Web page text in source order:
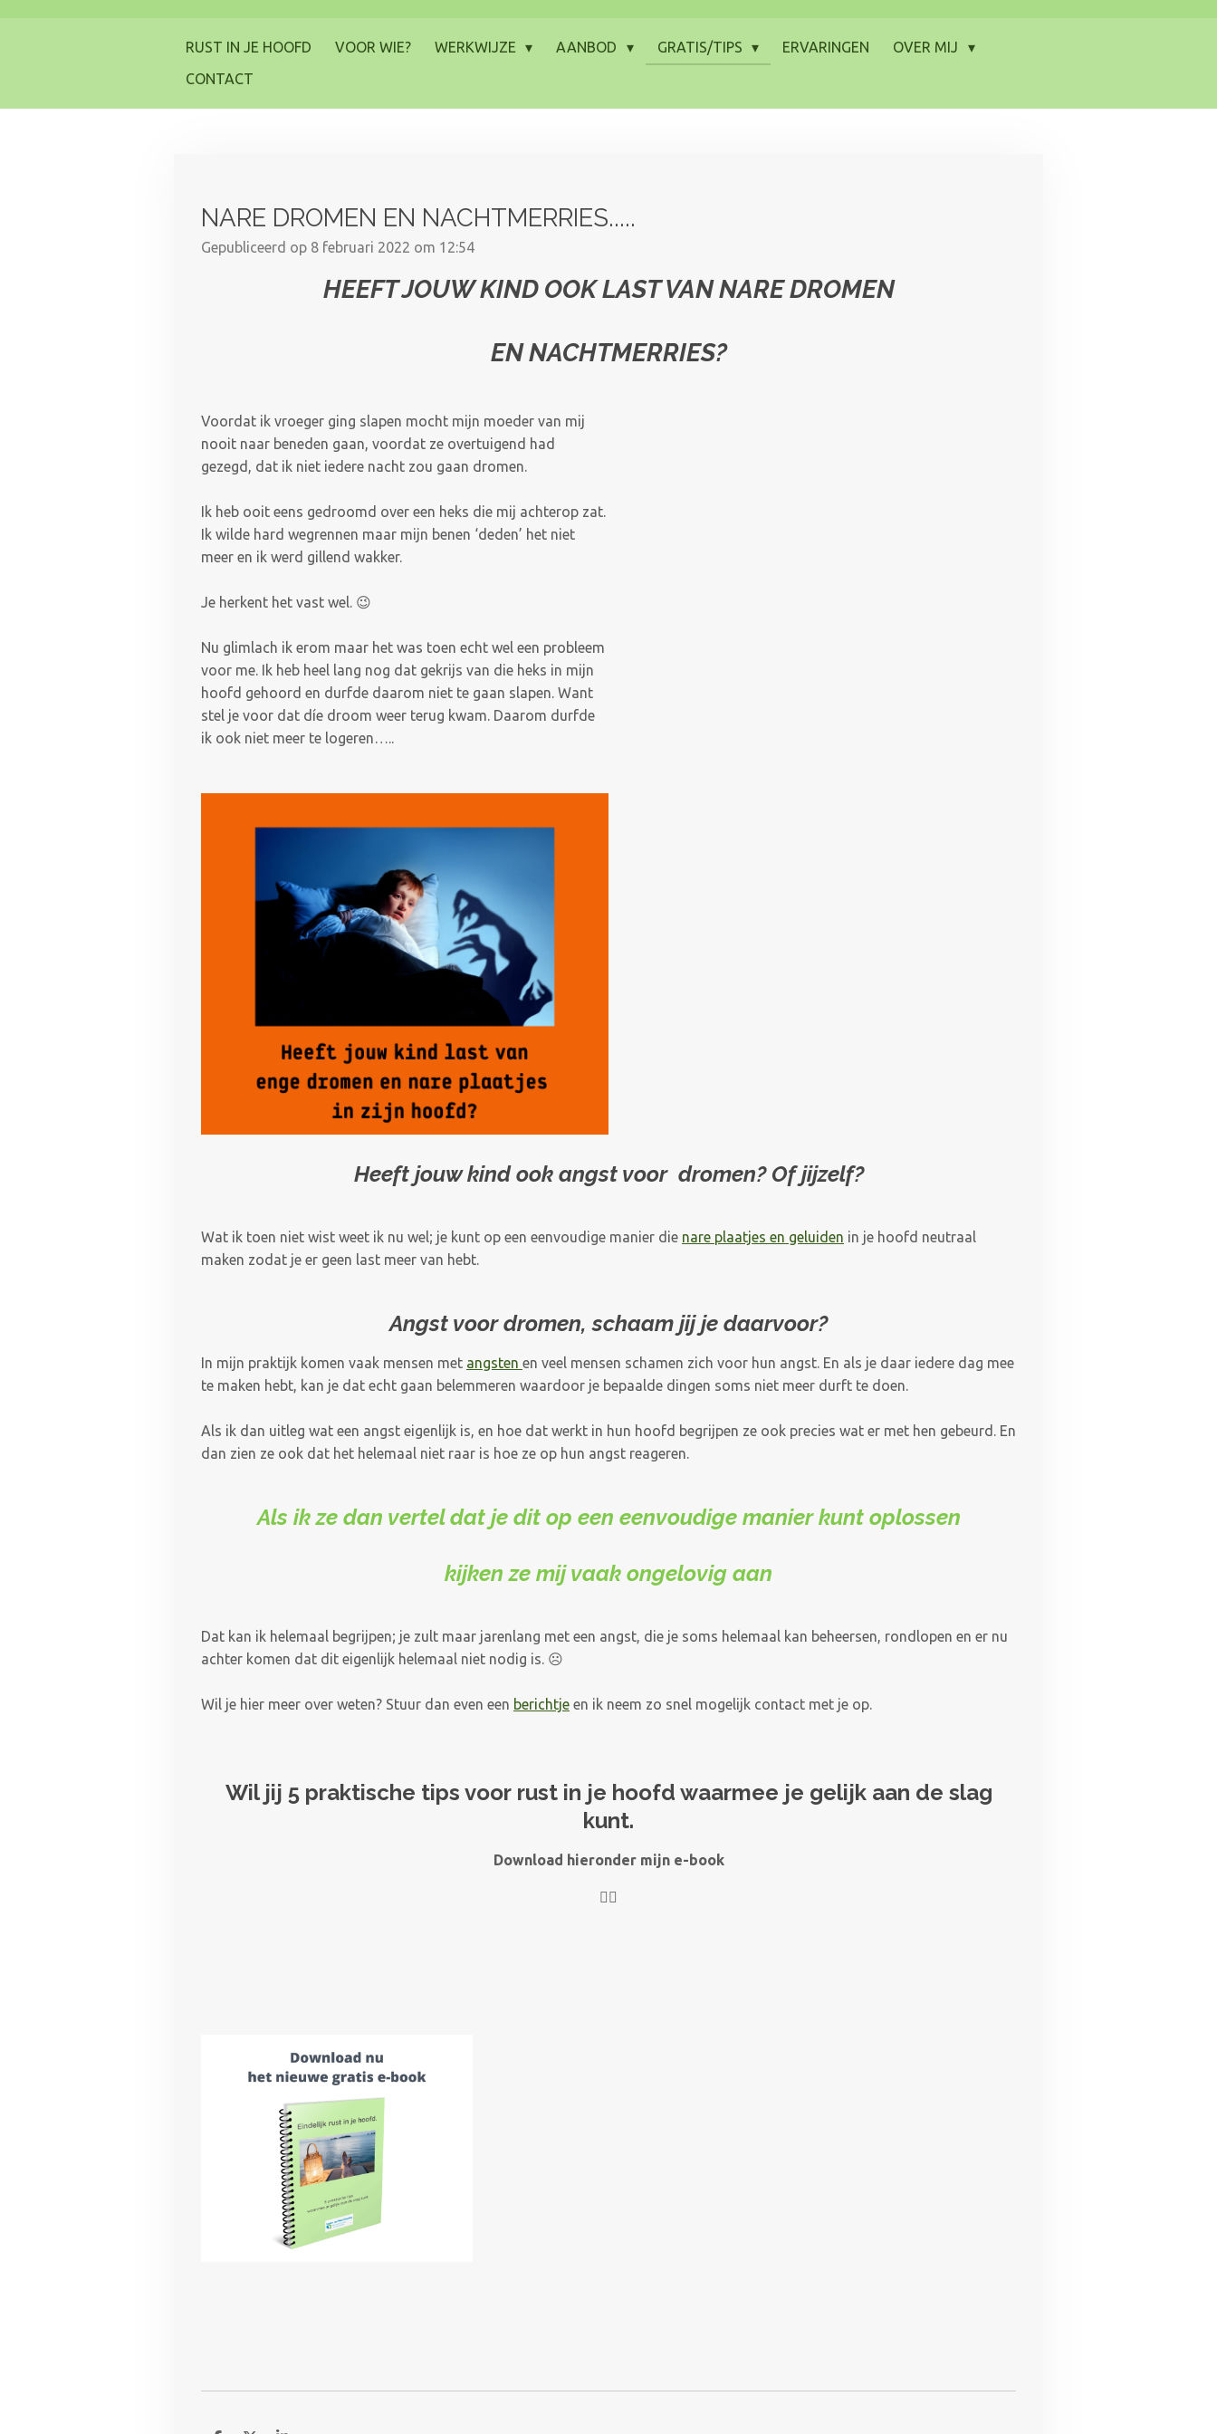
hoofdinhoud
RUST IN JE HOOFD VOOR WIE? WERKWIJZE AANBOD GRATIS/TIPS ERVARINGEN
OVER MIJ
CONTACT
NARE DROMEN EN NACHTMERRIES.....
Gepubliceerd op 8 februari 2022 om 12:54
HEEFT JOUW KIND OOK LAST VAN NARE DROMEN
EN NACHTMERRIES?
Voordat ik vroeger ging slapen mocht mijn moeder van mij
nooit naar beneden gaan, voordat ze overtuigend had
gezegd, dat ik niet iedere nacht zou gaan dromen.
Ik heb ooit eens gedroomd over een heks die mij achterop zat.
Ik wilde hard wegrennen maar mijn benen ‘deden’ het niet
meer en ik werd gillend wakker.
Je herkent het vast wel. 😉
Nu glimlach ik erom maar het was toen echt wel een probleem
voor me. Ik heb heel lang nog dat gekrijs van die heks in mijn
hoofd gehoord en durfde daarom niet te gaan slapen. Want
stel je voor dat díe droom weer terug kwam. Daarom durfde
ik ook niet meer te logeren…..
Heeft jouw kind ook angst voor dromen? Of jijzelf?
Wat ik toen niet wist weet ik nu wel; je kunt op een eenvoudige manier die nare plaatjes en geluiden in je hoofd neutraal
maken zodat je er geen last meer van hebt.
Angst voor dromen, schaam jij je daarvoor?
In mijn praktijk komen vaak mensen met angsten en veel mensen schamen zich voor hun angst. En als je daar iedere dag mee
te maken hebt, kan je dat echt gaan belemmeren waardoor je bepaalde dingen soms niet meer durft te doen.
Als ik dan uitleg wat een angst eigenlijk is, en hoe dat werkt in hun hoofd begrijpen ze ook precies wat er met hen gebeurd. En
dan zien ze ook dat het helemaal niet raar is hoe ze op hun angst reageren.
Als ik ze dan vertel dat je dit op een eenvoudige manier kunt oplossen
kijken ze mij vaak ongelovig aan
Dat kan ik helemaal begrijpen; je zult maar jarenlang met een angst, die je soms helemaal kan beheersen, rondlopen en er nu
achter komen dat dit eigenlijk helemaal niet nodig is. ☹
Wil je hier meer over weten? Stuur dan even een berichtje en ik neem zo snel mogelijk contact met je op.
Wil jij 5 praktische tips voor rust in je hoofd waarmee je gelijk aan de slag
kunt.
Download hieronder mijn e-book
👇🏻